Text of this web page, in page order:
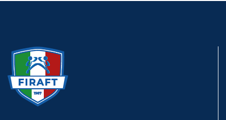
Federazione
Rafting Sportivo
Discipline Federali